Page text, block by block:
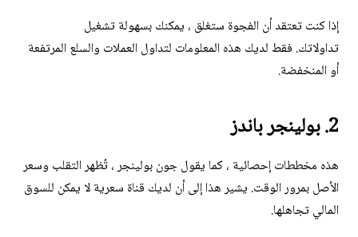
إذا كنت تعتقد أن الفجوة ستغلق ، يمكنك بسهولة تشغيل
تداولاتك. فقط لديك هذه المعلومات لتداول العملات والسلع المرتفعة
أو المنخفضة.
2. بولينجر باندز
هذه مخططات إحصائية ، كما يقول جون بولينجر ، تُظهر التقلب وسعر
الأصل بمرور الوقت. يشير هذا إلى أن لديك قناة سعرية لا يمكن للسوق
المالي تجاهلها.